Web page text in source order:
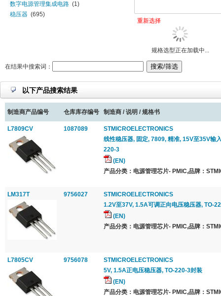
数字电源管理集成电路 (1)
稳压器 (695)
重新选择
规格选型正在加载中...
在结果中搜索词：
以下产品搜索结果
制造商产品编号 仓库库存编号 制造商 / 说明 / 规格书
L7809CV 1087089
STMICROELECTRONICS
线性稳压器, 固定, 7809, 精准, 15V至35V输
220-3
(EN)
产品分类：电源管理芯片- PMIC,品牌：
LM317T 9756027
STMICROELECTRONICS
1.2V至37V, 1.5A可调正向电压稳压器, TO-
(EN)
产品分类：电源管理芯片- PMIC,品牌：
L7805CV 9756078
STMICROELECTRONICS
5V, 1.5A正电压稳压器, TO-220-3封装
(EN)
产品分类：电源管理芯片- PMIC,品牌：